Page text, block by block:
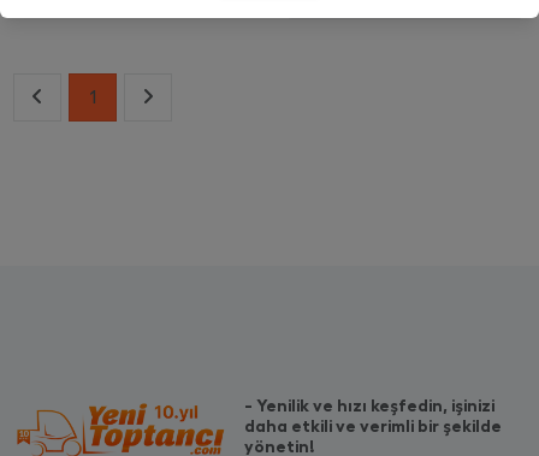
1
- Yenilik ve hızı keşfedin, işinizi
daha etkili ve verimli bir şekilde
yönetin!